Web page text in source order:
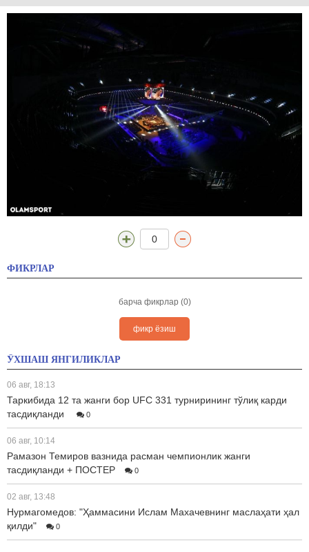
0
ФИКРЛАР
барча фикрлар (0)
фикр ёзиш
ЎХШАШ ЯНГИЛИКЛАР
06 авг, 18:13
Таркибида 12 та жанги бор UFC 331 турнирининг тўлиқ карди
тасдиқланди
0
06 авг, 10:14
Рамазон Темиров вазнида расман чемпионлик жанги
тасдиқланди + ПОСТЕР
0
02 авг, 13:48
Нурмагомедов: "Ҳаммасини Ислам Махачевнинг маслаҳати ҳал
қилди"
0